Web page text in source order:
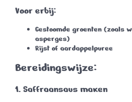
Voor erbij:
Gestoomde groenten (zoals
asperges)
Rijst of aardappelpuree
Bereidingswijze:
1. Saffraansaus maken